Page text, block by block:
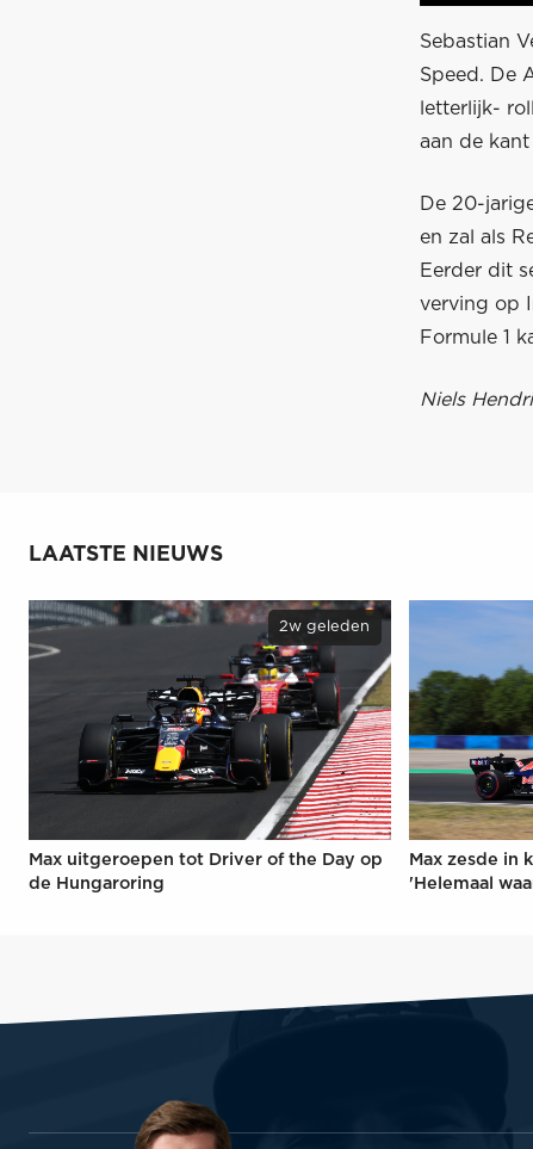
Sebastian
Speed. De
letterlijk-
aan de
De 20-
en zal als
Eerder dit
verving op
Formule 1
Niels
LAATSTE NIEUWS
2w geleden
Max uitgeroepen tot Driver of the Day op
de Hungaroring
Max zesde in
'Helemaal